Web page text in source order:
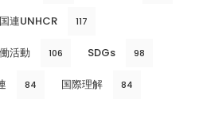
国連UNHCR 117
活動 106 SDGs 98
84 国際理解 84